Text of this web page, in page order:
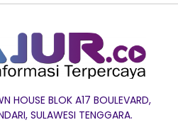
HOUSE BLOK A17 BOULEVARD,
SULAWESI TENGGARA.